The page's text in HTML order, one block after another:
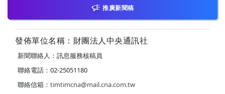
推廣新聞稿
發佈單位名稱：財團法人中央通訊社
新聞聯絡人：訊息服務核稿員
聯絡電話：02-25051180
聯絡信箱： timtimcna@mail.cna.com.tw